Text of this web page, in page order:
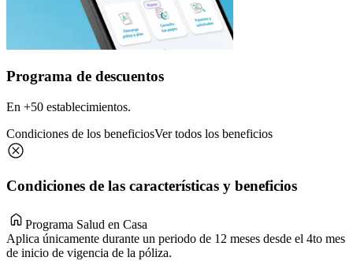
Programa de descuentos
En +50 establecimientos.
Condiciones de los beneficiosVer todos los beneficios
Condiciones de las características y beneficios
Programa Salud en Casa
Aplica únicamente durante un periodo de 12 meses desde el 4to mes
de inicio de vigencia de la póliza.